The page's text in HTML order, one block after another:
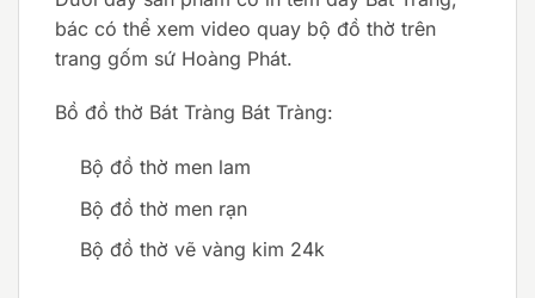
bác có thể xem video quay bộ đồ thờ trên
trang gốm sứ Hoàng Phát.
Bồ đồ thờ Bát Tràng Bát Tràng:
Bộ đồ thờ men lam
Bộ đồ thờ men rạn
Bộ đồ thờ vẽ vàng kim 24k